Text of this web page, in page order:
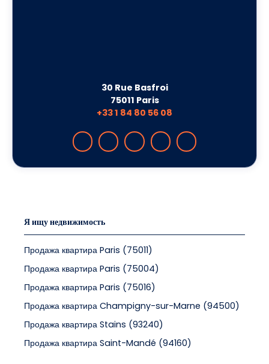
30 Rue Basfroi
75011 Paris
+33 1 84 80 56 08
Я ищу недвижимость
Продажа квартира Paris (75011)
Продажа квартира Paris (75004)
Продажа квартира Paris (75016)
Продажа квартира Champigny-sur-Marne (94500)
Продажа квартира Stains (93240)
Продажа квартира Saint-Mandé (94160)